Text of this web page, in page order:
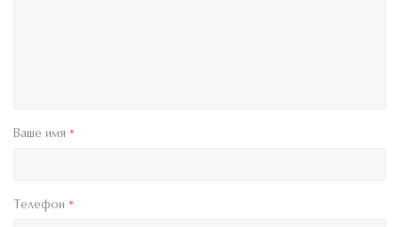
Ваше имя *
Телефон *